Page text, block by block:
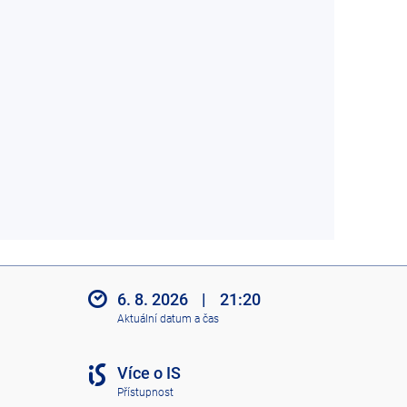
6. 8. 2026 | 21:20
Aktuální datum a čas
Více o IS
Přístupnost